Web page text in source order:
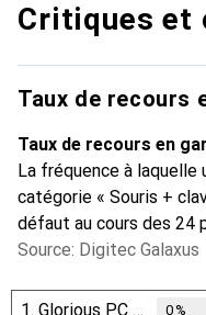
Critiques et
Taux de recours
Taux de recours en
La fréquence à
catégorie « Souris +
défaut au cours des 24
Source: Digitec Galaxus
1. Glorious PC Gaming Race 0%